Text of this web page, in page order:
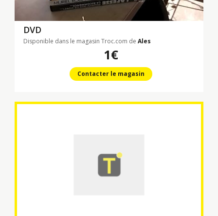
DVD
Disponible dans le magasin Troc.com de Ales
1€
Contacter le magasin